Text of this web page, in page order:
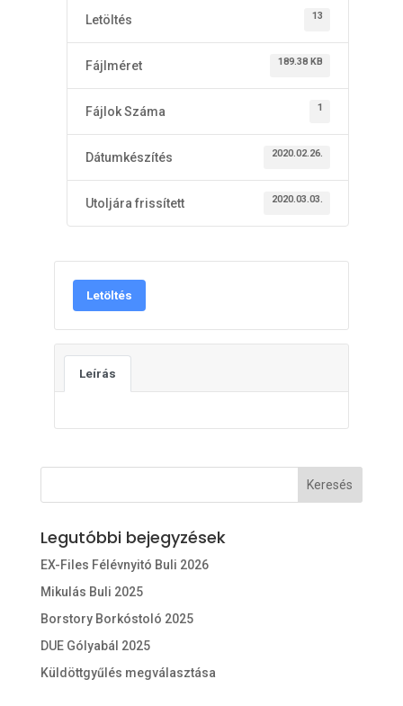
Letöltés 13
Fájlméret 189.38 KB
Fájlok Száma 1
Dátumkészítés 2020.02.26.
Utoljára frissített 2020.03.03.
Letöltés
Leírás
Legutóbbi bejegyzések
EX-Files Félévnyitó Buli 2026
Mikulás Buli 2025
Borstory Borkóstoló 2025
DUE Gólyabál 2025
Küldöttgyűlés megválasztása